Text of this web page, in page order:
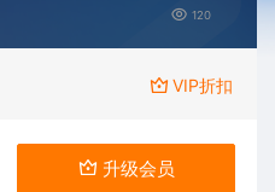
120
VIP折扣
升级会员